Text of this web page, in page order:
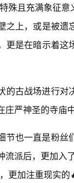
殊且充满象征
之上，或是被
更是在暗示着
的古战场进行对
庄严神圣的寺庙
节也一直是粉
流派后，更加入
更加注重现实